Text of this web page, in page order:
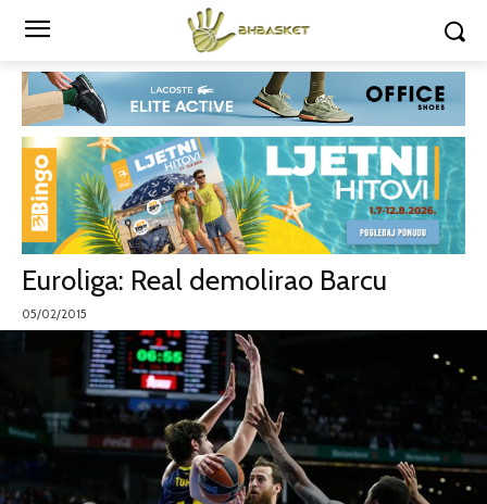
Euroliga: Real demolirao Barcu
05/02/2015